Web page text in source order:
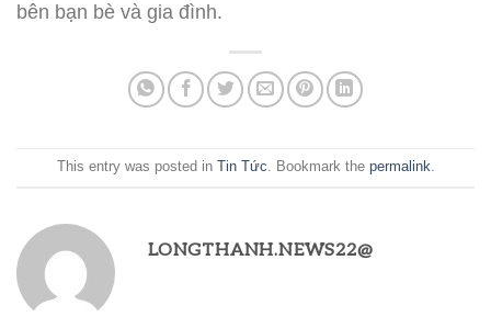
bên bạn bè và gia đình.
This entry was posted in Tin Tức. Bookmark the permalink.
LONGTHANH.NEWS22@